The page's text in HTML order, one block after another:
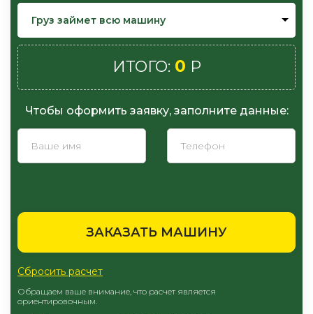
Груз займет всю машину
Чтобы оформить заявку, заполните данные:
ИТОГО: 0 Р
ЗАКАЗАТЬ МАШИНУ
Обращаем ваше внимание, что расчет является
ориентировочным.
Сбросить расчет